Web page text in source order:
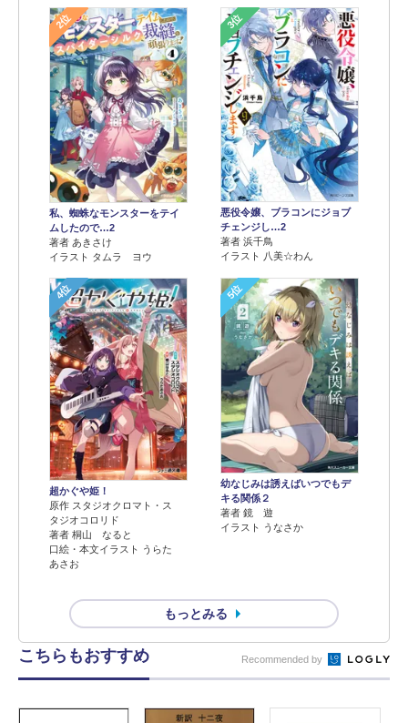
2位
私、蜘蛛なモンスターをテイ
ムしたので…2
著者 あきさけ
イラスト タムラ ヨウ
3位
悪役令嬢、ブラコンにジョブ
チェンジし…2
著者 浜千鳥
イラスト 八美☆わん
4位
超かぐや姫！
原作 スタジオクロマト・ス
タジオコロリド
著者 桐山 なると
口絵・本文イラスト うらた
あさお
5位
幼なじみは誘えばいつでもデ
キる関係２
著者 鏡 遊
イラスト うなさか
もっとみる
こちらもおすすめ Recommended by